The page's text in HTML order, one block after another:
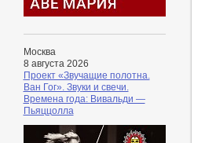
Москва
8 августа 2026
Проект «Звучащие полотна.
Ван Гог». Звуки и свечи.
Времена года: Вивальди —
Пьяццолла